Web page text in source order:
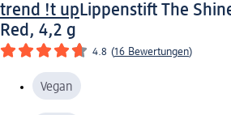
trend !t upLippenstift The
Red, 4,2 g
4.8 (16 Bewertungen)
Vegan